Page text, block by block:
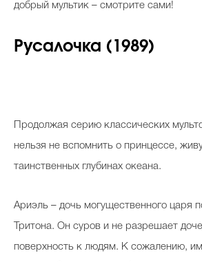
добрый мультик – смотрите сами!
Русалочка (1989)
Продолжая серию классических
нельзя не вспомнить о принцессе,
таинственных глубинах океана.
Ариэль – дочь могущественного царя
Тритона. Он суров и не разрешает
поверхность к людям. К сожалению,